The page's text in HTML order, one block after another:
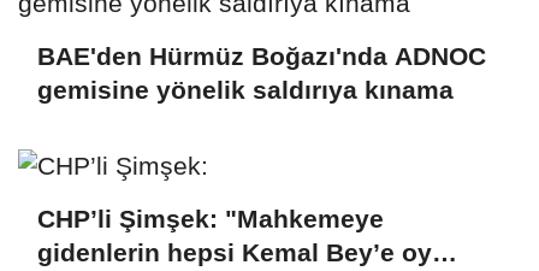
BAE'den Hürmüz Boğazı'nda ADNOC
gemisine yönelik saldırıya kınama
CHP’li Şimşek: "Mahkemeye
gidenlerin hepsi Kemal Bey’e oy